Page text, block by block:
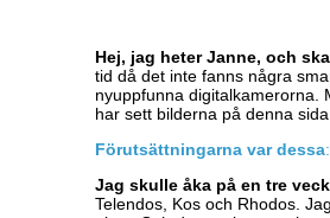
Hej, jag heter Janne, och
tid då det inte fanns några
nyuppfunna digitalkamerorna.
har sett bilderna på denna sida.
Förutsättningarna var dessa:
Jag skulle åka på en tre
Telendos, Kos och Rhodos.